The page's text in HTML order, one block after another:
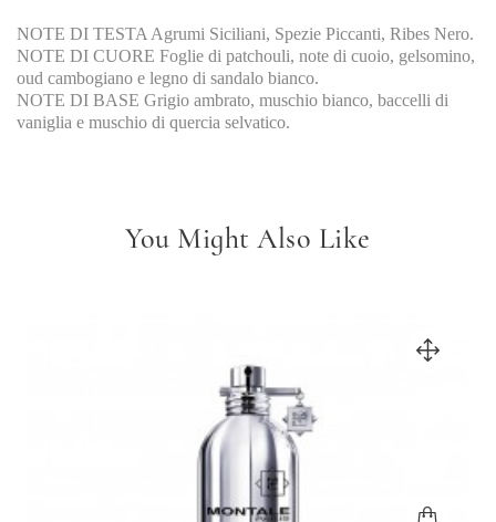
NOTE DI TESTA Agrumi Siciliani, Spezie Piccanti, Ribes Nero.
NOTE DI CUORE Foglie di patchouli, note di cuoio, gelsomino,
oud cambogiano e legno di sandalo bianco.
NOTE DI BASE Grigio ambrato, muschio bianco, baccelli di
vaniglia e muschio di quercia selvatico.
You Might Also Like